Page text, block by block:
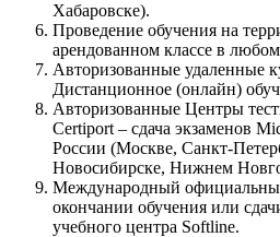
Хабаровске).
Проведение обучения на
арендованном классе в
Авторизованные удаленные
Дистанционное (онлайн)
Авторизованные Центры
Certiport – сдача экзаменов
России (Москве, Санкт-
Новосибирске, Нижнем
Международный
окончании обучения или
учебного центра Softline.